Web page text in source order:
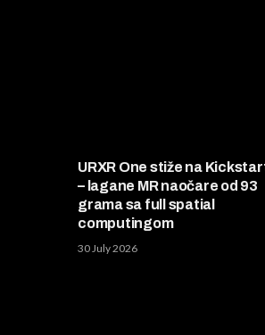
URXR One stiže na
– lagane MR naočare od 93
grama sa full spatial
computingom
30 July 2026